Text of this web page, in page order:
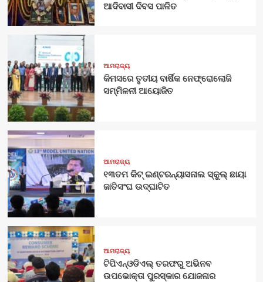
ଆଦିବାସୀ ଦିବସ ପାଳିତ
ଆମରାଜ୍ୟ
କିମସରେ ତୃତୀୟ ବାର୍ଷିକ ନେଫ୍ରୋଲୋଜି
ସମ୍ମିଳନୀ ଆୟୋଜିତ
ଆମରାଜ୍ୟ
୧୩ତମ କିଟ୍ ଇଣ୍ଟରନ୍ୟାସନାଲ ସ୍କୁଲ୍ ଛାୟା
ଜାତିସଂଘ ଉଦ୍‍ଘାଟିତ
ଆମରାଜ୍ୟ
ଟିପିଏନ୍‌ଓଡିଏଲ୍‌ ତରଫରୁ ଅଭିନବ
ଉପଭୋକ୍ତା ପୁରସ୍କାର ଯୋଜନାର